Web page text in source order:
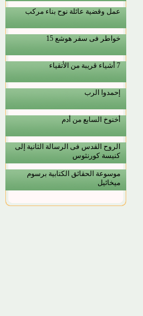
عمل وقضية عائلة نوح بناء مركب
خواطر فى سفر هوشع 15
7 أشياء قريبة من الأتقياء
إحمدوا الرب
أخنوخ السابع من أدم
الروح القدس فى الرسالة الثانية إلى
كنيسة كورنثوس
موسوعة الحقائق الكتابية برسوم
ميخائيل